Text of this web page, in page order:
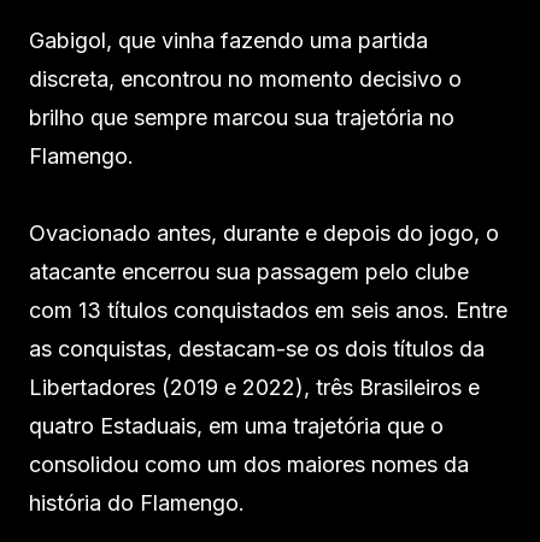
Gabigol, que vinha fazendo uma partida
discreta, encontrou no momento decisivo o
brilho que sempre marcou sua trajetória no
Flamengo.
Ovacionado antes, durante e depois do jogo, o
atacante encerrou sua passagem pelo clube
com 13 títulos conquistados em seis anos. Entre
as conquistas, destacam-se os dois títulos da
Libertadores (2019 e 2022), três Brasileiros e
quatro Estaduais, em uma trajetória que o
consolidou como um dos maiores nomes da
história do Flamengo.